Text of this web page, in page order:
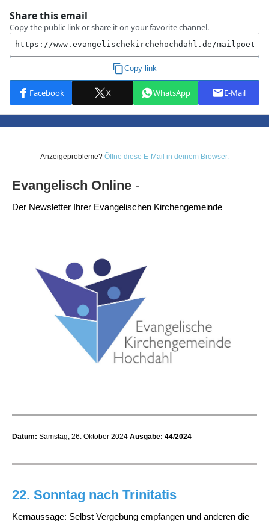
Anzeigeprobleme? Öffne diese E-Mail in deinem Browser.
Evangelisch Online -
Der Newsletter Ihrer Evangelischen Kirchengemeinde
Datum: Samstag, 26. Oktober 2024 Ausgabe: 44/2024
22. Sonntag nach Trinitatis
Kernaussage: Selbst Vergebung empfangen und anderen die